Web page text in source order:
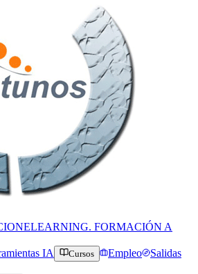
ELEARNING. FORMACIÓN A
IA Cursos Empleo
Salidas